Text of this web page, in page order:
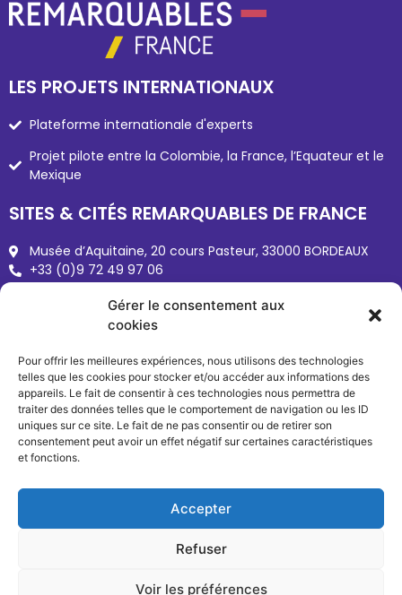
Gérer le consentement aux
cookies
Pour offrir les meilleures expériences, nous utilisons des technologies
telles que les cookies pour stocker et/ou accéder aux informations des
appareils. Le fait de consentir à ces technologies nous permettra de
traiter des données telles que le comportement de navigation ou les ID
uniques sur ce site. Le fait de ne pas consentir ou de retirer son
consentement peut avoir un effet négatif sur certaines caractéristiques
et fonctions.
Accepter
Refuser
Voir les préférences
LES PROJETS INTERNATIONAUX
Plateforme internationale d'experts
Projet pilote entre la Colombie, la France, l’Equateur et le
Mexique
SITES & CITÉS REMARQUABLES DE FRANCE
Musée d’Aquitaine, 20 cours Pasteur, 33000 BORDEAUX
+33 (0)9 72 49 97 06
reseau@sites-cites.fr
Mentions légales